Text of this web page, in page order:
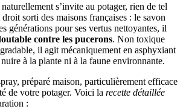
s’invite au potager, rien de tel
sorti des maisons françaises : le savon
générations pour ses vertus nettoyantes, il
contre les pucerons. Non toxique
il agit mécaniquement en asphyxiant
à la plante ni à la faune environnante.
préparé maison, particulièrement efficace
de votre potager. Voici la recette détaillée
: